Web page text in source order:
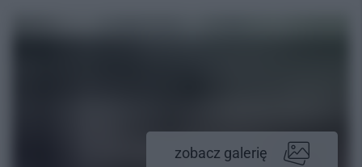
zobacz galerię